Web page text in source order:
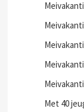
Met 40